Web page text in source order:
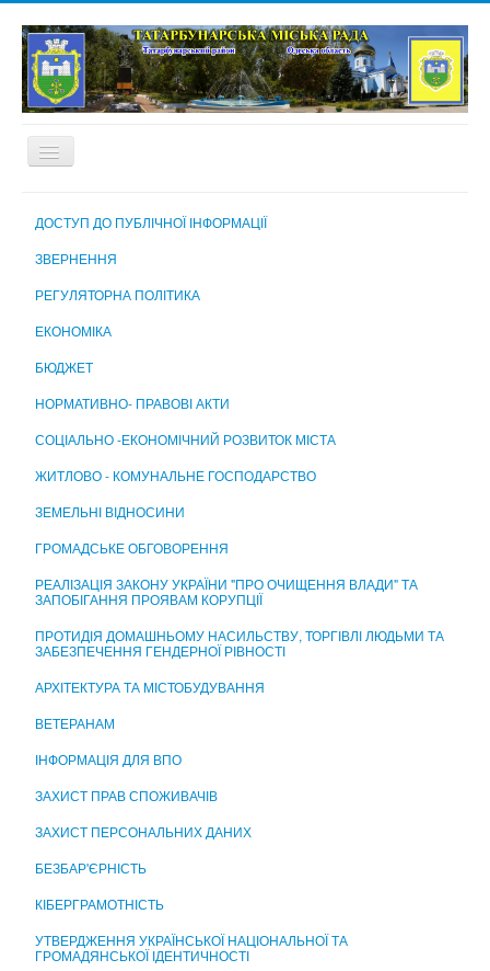
КОМУНАЛЬНІ ПІДПРИЄМСТВА, УСТАНОВИ ТА ЗАКЛАДИ
МІСЬКА ВИБОРЧА КОМІСІЯ
ЦЕНТР НАДАННЯ АДМІНІСТРАТИВНИХ ПОСЛУГ
ДОСТУП ДО ПУБЛІЧНОЇ ІНФОРМАЦІЇ
ЗВЕРНЕННЯ
РЕГУЛЯТОРНА ПОЛІТИКА
ЕКОНОМІКА
БЮДЖЕТ
НОРМАТИВНО- ПРАВОВІ АКТИ
СОЦІАЛЬНО -ЕКОНОМІЧНИЙ РОЗВИТОК МІСТА
ЖИТЛОВО - КОМУНАЛЬНЕ ГОСПОДАРСТВО
ЗЕМЕЛЬНІ ВІДНОСИНИ
ГРОМАДСЬКЕ ОБГОВОРЕННЯ
РЕАЛІЗАЦІЯ ЗАКОНУ УКРАЇНИ "ПРО ОЧИЩЕННЯ ВЛАДИ" ТА
ЗАПОБІГАННЯ ПРОЯВАМ КОРУПЦІЇ
ПРОТИДІЯ ДОМАШНЬОМУ НАСИЛЬСТВУ, ТОРГІВЛІ ЛЮДЬМИ ТА
ЗАБЕЗПЕЧЕННЯ ГЕНДЕРНОЇ РІВНОСТІ
АРХІТЕКТУРА ТА МІСТОБУДУВАННЯ
ВЕТЕРАНАМ
ІНФОРМАЦІЯ ДЛЯ ВПО
ЗАХИСТ ПРАВ СПОЖИВАЧІВ
ЗАХИСТ ПЕРСОНАЛЬНИХ ДАНИХ
БЕЗБАР'ЄРНІСТЬ
КІБЕРГРАМОТНІСТЬ
УТВЕРДЖЕННЯ УКРАЇНСЬКОЇ НАЦІОНАЛЬНОЇ ТА
ГРОМАДЯНСЬКОЇ ІДЕНТИЧНОСТІ